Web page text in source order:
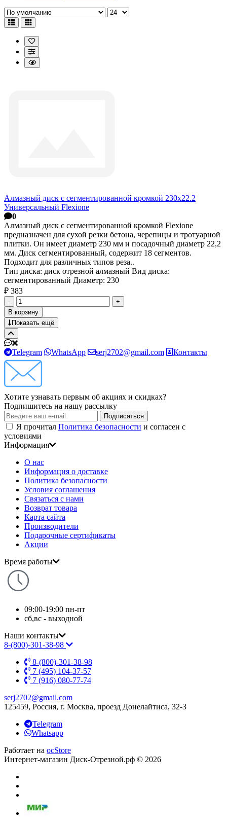
Алмазный диск с сегментированной кромкой 230х22.2
Универсальный Flexione
0
Алмазный диск с сегментированной кромкой Flexione
предназначен для сухой резки бетона, черепицы и тротуарной
плитки. Он имеет диаметр 230 мм и посадочный диаметр 22,2
мм. Диск сегментированный, содержит 18 сегментов.
Подходит для различных типов реза..
Тип диска: диск отрезной алмазный Вид диска:
сегментированный Диаметр: 230
₽ 383
-
+
В корзину
Показать ещё
Telegram WhatsApp serj2702@gmail.com Контакты
Хотите узнавать первым об акциях и скидках?
Подпишитесь на нашу рассылку
Подписаться
Я прочитал Политика безопасности и согласен с
условиями
Информация
О нас
Информация о доставке
Политика безопасности
Условия соглашения
Связаться с нами
Возврат товара
Карта сайта
Производители
Подарочные сертификаты
Акции
Время работы
09:00-19:00 пн-пт
сб,вс - выходной
Наши контакты
8-(800)-301-38-98
8-(800)-301-38-98
7 (495) 104-37-57
7 (916) 080-77-74
serj2702@gmail.com
125459, Россия, г. Москва, проезд Донелайтиса, 32-3
Telegram
Whatsapp
Работает на ocStore
Интернет-магазин Диск-Отрезной.рф © 2026